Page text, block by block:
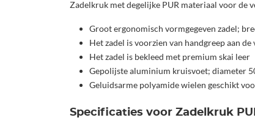
Zadelkruk met degelijke PUR materiaal voor de
Groot ergonomisch vormgegeven zadel;
Het zadel is voorzien van handgreep aan
Het zadel is bekleed met premium skai leer
Gepolijste aluminium kruisvoet; diameter
Geluidsarme polyamide wielen geschikt
Specificaties voor Zadelkruk